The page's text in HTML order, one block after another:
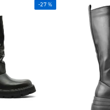
-27 %